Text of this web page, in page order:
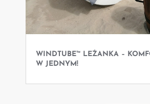
WINDTUBE™ LEŻANKA –
W JEDNYM!